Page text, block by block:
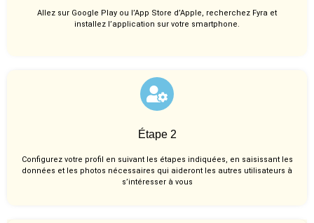
Allez sur Google Play ou l’App Store d’Apple, recherchez Fyra et
installez l’application sur votre smartphone.
Étape 2
Configurez votre profil en suivant les étapes indiquées, en saisissant les
données et les photos nécessaires qui aideront les autres utilisateurs à
s’intéresser à vous